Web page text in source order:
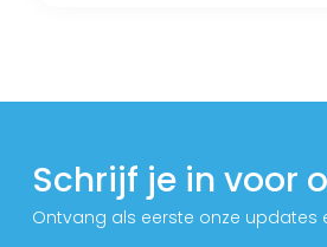
Schrijf je in voor
Ontvang als eerste onze updates